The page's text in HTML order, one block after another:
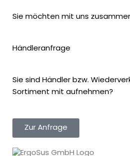
Sie möchten mit uns
Händleranfrage
Sie sind Händler bzw.
Sortiment mit aufnehmen?
Zur Anfrage